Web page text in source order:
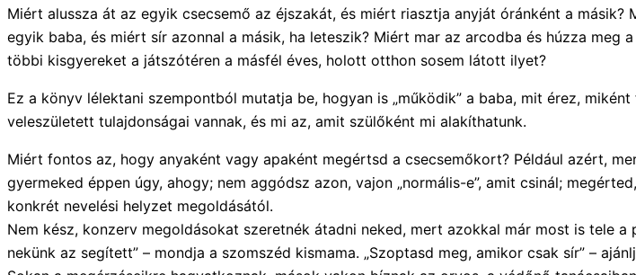
Miért alussza át az egyik csecsemő az éjszakát, és miért riasztja anyját óránként a
egyik baba, és miért sír azonnal a másik, ha leteszik? Miért mar az arcodba és húzza meg
többi kisgyereket a játszótéren a másfél éves, holott otthon sosem látott ilyet?
Ez a könyv lélektani szempontból mutatja be, hogyan is „működik” a baba, mit érez,
veleszületett tulajdonságai vannak, és mi az, amit szülőként mi alakíthatunk.
Miért fontos az, hogy anyaként vagy apaként megértsd a csecsemőkort? Például azért,
gyermeked éppen úgy, ahogy; nem aggódsz azon, vajon „normális-e”, amit csinál;
konkrét nevelési helyzet megoldásától.
Nem kész, konzerv megoldásokat szeretnék átadni neked, mert azokkal már most is tele a
nekünk az segített” – mondja a szomszéd kismama. „Szoptasd meg, amikor csak sír” –